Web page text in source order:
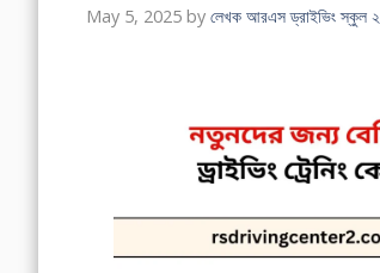
May 5, 2025 by লেখক আরএস ড্রাইভিং স্কুল ২